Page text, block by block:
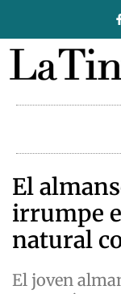
El
irrumpe
natural
El joven